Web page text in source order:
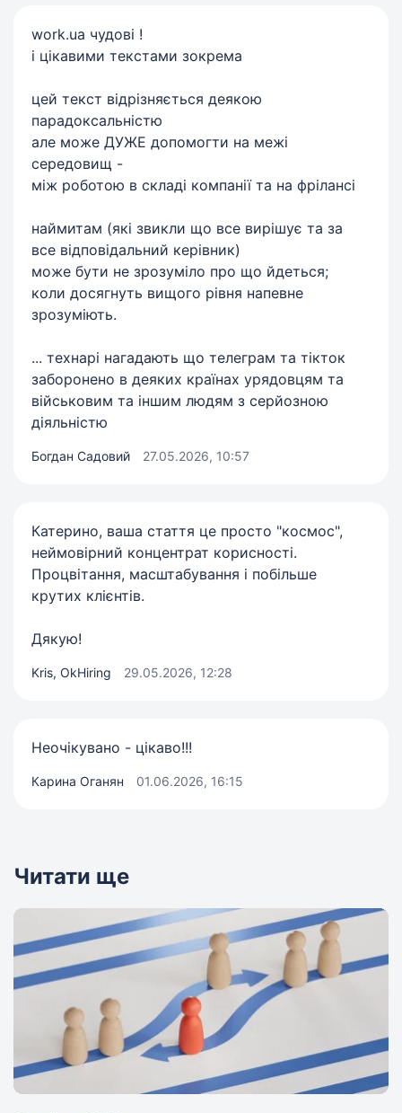
work.ua чудові !
і цікавими текстами зокрема
цей текст відрізняється деякою
парадоксальністю
але може ДУЖЕ допомогти на межі
середовищ -
між роботою в складі компанії та на фрілансі
наймитам (які звикли що все вирішує та за
все відповідальний керівник)
може бути не зрозуміло про що йдеться;
коли досягнуть вищого рівня напевне
зрозуміють.
... технарі нагадають що телеграм та тікток
заборонено в деяких країнах урядовцям та
військовим та іншим людям з серйозною
діяльністю
Богдан Садовий 27.05.2026, 10:57
Катерино, ваша стаття це просто "космос",
неймовірний концентрат корисності.
Процвітання, масштабування і побільше
крутих клієнтів.
Дякую!
Kris, OkHiring 29.05.2026, 12:28
Неочікувано - цікаво!!!
Карина Оганян 01.06.2026, 16:15
Читати ще